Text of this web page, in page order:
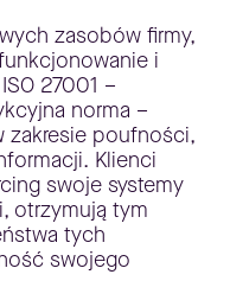
zasobów firmy,
i
27001 –
norma –
zakresie poufności,
Klienci
swoje systemy
otrzymują tym
tych
swojego